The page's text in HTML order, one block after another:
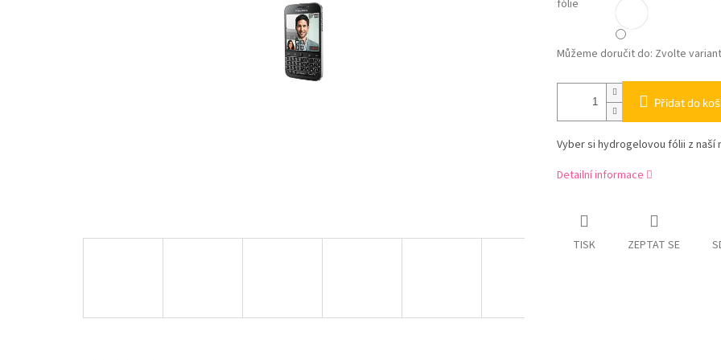
fólie
Můžeme doručit do: Zvolte
Přidat do
Vyber si hydrogelovou fólii z naší
Detailní informace
TISK ZEPTAT SE